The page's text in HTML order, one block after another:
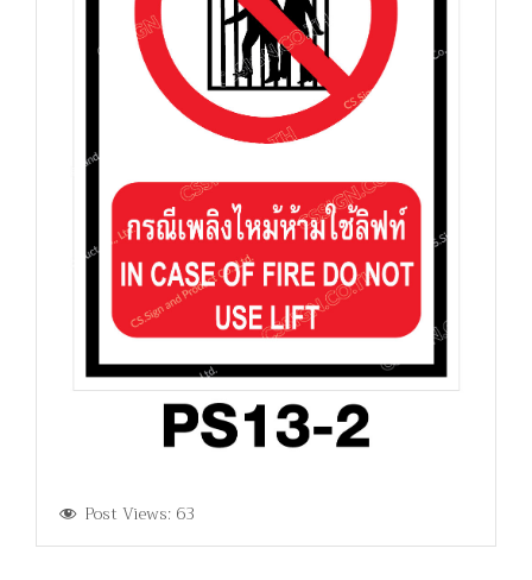
Post Views: 63